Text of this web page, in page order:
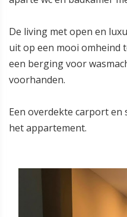
De living met open en
uit op een mooi omheind
een berging voor
voorhanden.
Een overdekte carport
het appartement.